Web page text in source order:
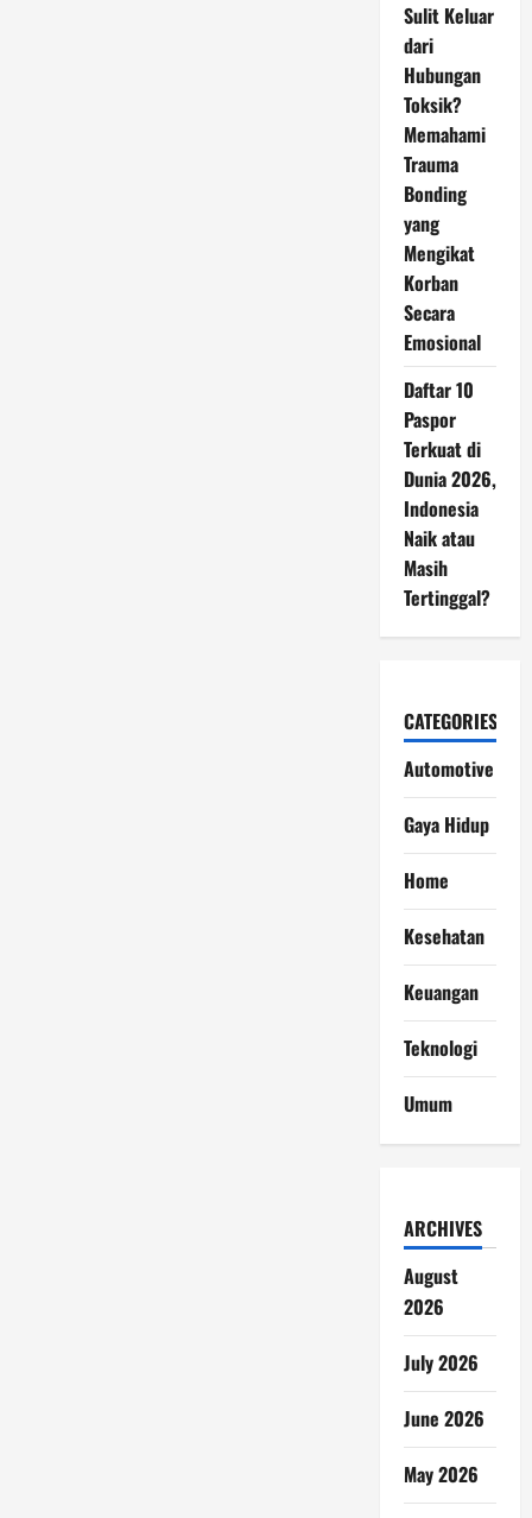
Sulit Keluar
dari
Hubungan
Toksik?
Memahami
Trauma
Bonding
yang
Mengikat
Korban
Secara
Emosional
Daftar 10
Paspor
Terkuat di
Dunia 2026,
Indonesia
Naik atau
Masih
Tertinggal?
CATEGORIES
Automotive
Gaya Hidup
Home
Kesehatan
Keuangan
Teknologi
Umum
ARCHIVES
August
2026
July 2026
June 2026
May 2026